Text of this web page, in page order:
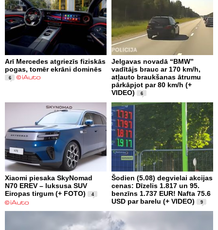
Arī Mercedes atgriezīs fiziskās
pogas, tomēr ekrāni dominēs
6
Jelgavas novadā “BMW”
vadītājs brauc ar 170 km/h,
atļauto braukšanas ātrumu
pārkāpjot par 80 km/h (+
VIDEO)
6
Xiaomi piesaka SkyNomad
N70 EREV – luksusa SUV
Eiropas tirgum (+ FOTO)
4
Šodien (5.08) degvielai akcijas
cenas: Dīzelis 1.817 un 95.
benzīns 1.737 EUR! Nafta 75.6
USD par barelu (+ VIDEO)
9